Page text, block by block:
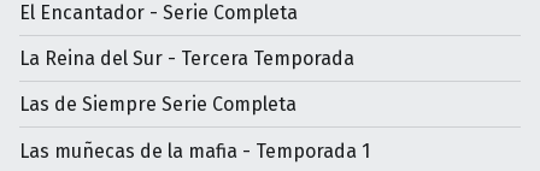
El Encantador - Serie Completa
La Reina del Sur - Tercera Temporada
Las de Siempre Serie Completa
Las muñecas de la mafia - Temporada 1